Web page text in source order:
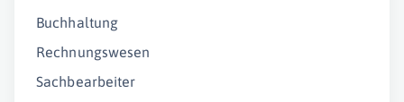
Buchhaltung
Rechnungswesen
Sachbearbeiter